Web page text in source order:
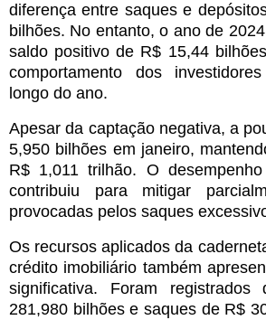
diferença entre saques e
bilhões. No entanto, o ano de
saldo positivo de R$ 15,44
comportamento dos
longo do ano.
Apesar da captação negativa, a
5,950 bilhões em janeiro,
R$ 1,011 trilhão. O
contribuiu para mitigar
provocadas pelos saques
Os recursos aplicados da
crédito imobiliário também
significativa. Foram
281,980 bilhões e saques de R$